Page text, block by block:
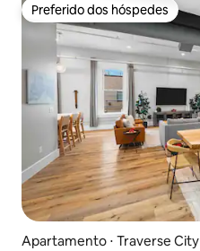
Preferido dos hóspedes
Preferido dos hóspedes
Apartamento ⋅ Traverse City